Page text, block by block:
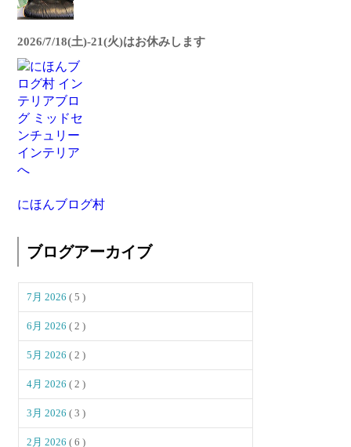
2026/7/18(土)-21(火)はお休みします
にほんブログ村
ブログアーカイブ
7月 2026( 5 )
6月 2026( 2 )
5月 2026( 2 )
4月 2026( 2 )
3月 2026( 3 )
2月 2026( 6 )